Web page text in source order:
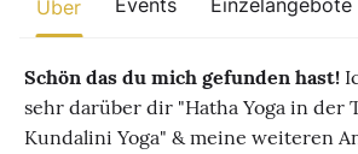
Über Events Einzelangebote
Schön das du mich gefunden hast!
sehr darüber dir "Hatha Yoga in der
Kundalini Yoga" & meine weiteren